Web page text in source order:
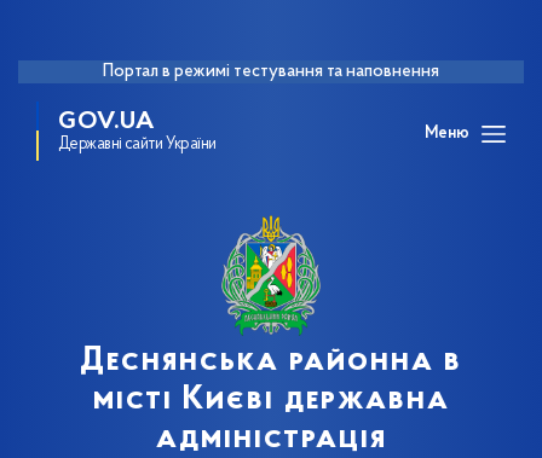
Портал в режимі тестування та наповнення
GOV.UA
Державні сайти України
Меню
Деснянська районна в
місті Києві державна
адміністрація